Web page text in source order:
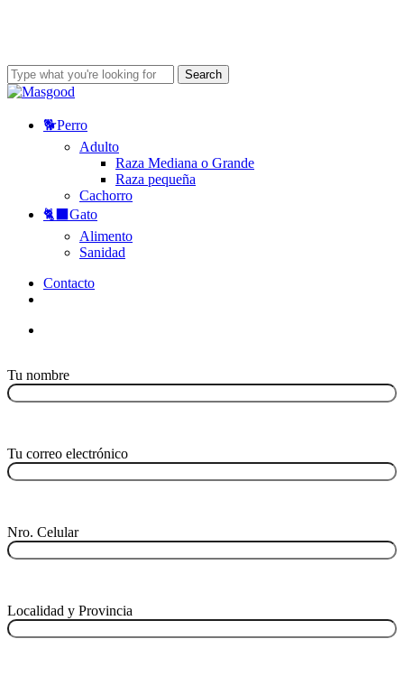
content
Search
Close
Menu
🐕Perro
Adulto
Raza Mediana o Grande
Raza pequeña
Cachorro
🐈‍⬛ Gato
Alimento
Sanidad
Contacto
Tu nombre
Tu correo electrónico
Nro. Celular
Localidad y Provincia